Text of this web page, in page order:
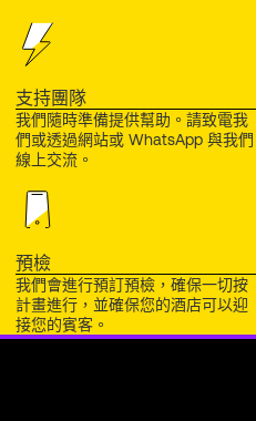
支持團隊
我們隨時準備提供幫助。請致電我
們或透過網站或 WhatsApp 與我們
線上交流。
預檢
我們會進行預訂預檢，確保一切按
計畫進行，並確保您的酒店可以迎
接您的賓客。